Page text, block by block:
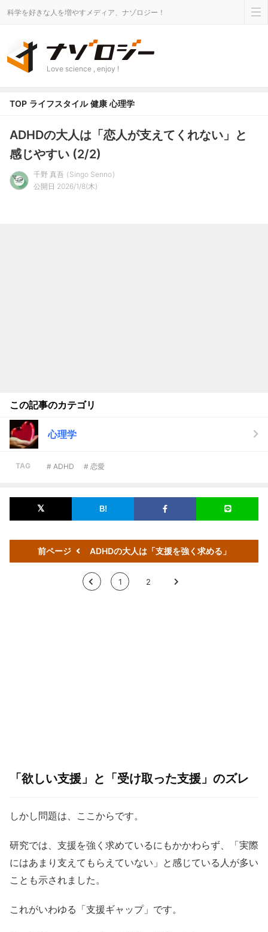
科学を好きな人を増やすメディア、ナゾロジー！
Love science , enjoy !
TOP ライフスタイル 健康 心理学
ADHDの大人は「恋人が支えてくれない」と
感じやすい (2/2)
千野 真吾
Singo Senno
公開日 2026/1/8(木)
この記事のカテゴリ
心理学
TAG # ADHD # 恋愛
前ページ ADHDの大人は「支援を強く求める」
< 1 2 >
「欲しい支援」と「受け取った支援」のズレ
しかし問題は、ここからです。
研究では、支援を強く求めているにもかかわらず、「実際
にはあまり支えてもらえていない」と感じている人が多い
ことも示されました。
これがいわゆる「支援ギャップ」です。